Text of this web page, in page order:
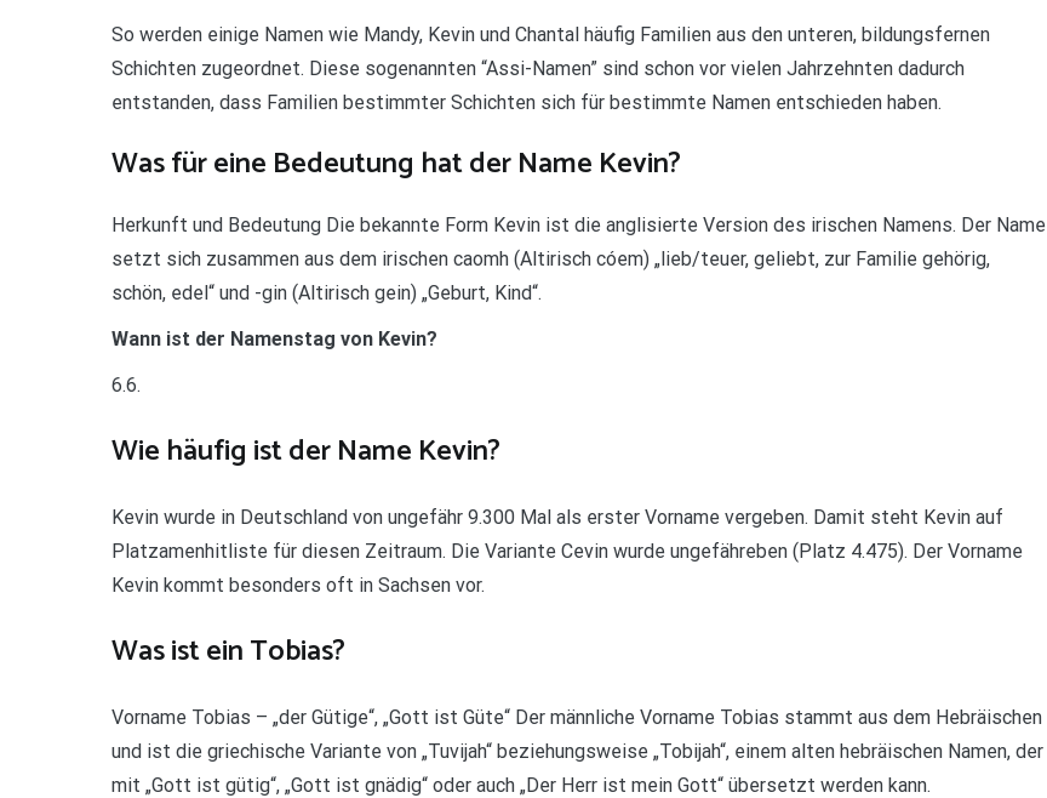
So werden einige Namen wie Mandy, Kevin und Chantal häufig Familien aus den unteren, bildungsfernen
Schichten zugeordnet. Diese sogenannten “Assi-Namen” sind schon vor vielen Jahrzehnten dadurch
entstanden, dass Familien bestimmter Schichten sich für bestimmte Namen entschieden haben.
Was für eine Bedeutung hat der Name Kevin?
Herkunft und Bedeutung Die bekannte Form Kevin ist die anglisierte Version des irischen Namens. Der Name
setzt sich zusammen aus dem irischen caomh (Altirisch cóem) „lieb/teuer, geliebt, zur Familie gehörig,
schön, edel“ und -gin (Altirisch gein) „Geburt, Kind“.
Wann ist der Namenstag von Kevin?
6.6.
Wie häufig ist der Name Kevin?
Kevin wurde in Deutschland von ungefähr 9.300 Mal als erster Vorname vergeben. Damit steht Kevin auf
Platzamenhitliste für diesen Zeitraum. Die Variante Cevin wurde ungefähreben (Platz 4.475). Der Vorname
Kevin kommt besonders oft in Sachsen vor.
Was ist ein Tobias?
Vorname Tobias – „der Gütige“, „Gott ist Güte“ Der männliche Vorname Tobias stammt aus dem Hebräischen
und ist die griechische Variante von „Tuvijah“ beziehungsweise „Tobijah“, einem alten hebräischen Namen, der
mit „Gott ist gütig“, „Gott ist gnädig“ oder auch „Der Herr ist mein Gott“ übersetzt werden kann.